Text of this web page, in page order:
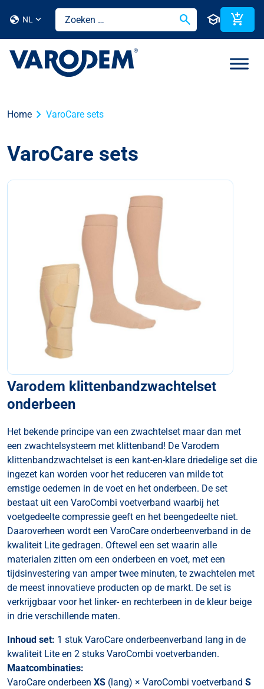
globe NL search school add_shopping_cart
Home chevron_right VaroCare sets
VaroCare sets
Varodem klittenbandzwachtelset
onderbeen
Het bekende principe van een zwachtelset maar dan met
een zwachtelsysteem met klittenband! De Varodem
klittenbandzwachtelset is een kant-en-klare driedelige set die
ingezet kan worden voor het reduceren van milde tot
ernstige oedemen in de voet en het onderbeen. De set
bestaat uit een VaroCombi voetverband waarbij het
voetgedeelte compressie geeft en het beengedeelte niet.
Daaroverheen wordt een VaroCare onderbeenverband in de
kwaliteit Lite gedragen. Oftewel een set waarin alle
materialen zitten om een onderbeen en voet, met een
tijdsinvestering van amper twee minuten, te zwachtelen met
de meest innovatieve producten op de markt. De set is
verkrijgbaar voor het linker- en rechterbeen in de kleur beige
in drie verschillende maten.
Inhoud set: 1 stuk VaroCare onderbeenverband lang in de
kwaliteit Lite en 2 stuks VaroCombi voetverbanden.
Maatcombinaties:
VaroCare onderbeen XS (lang) × VaroCombi voetverband S